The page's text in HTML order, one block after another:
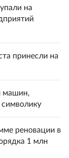
на
принесли на
машин,
реновации в
1 млн